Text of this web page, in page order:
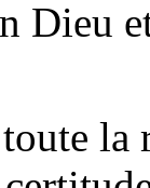
Dieu
la